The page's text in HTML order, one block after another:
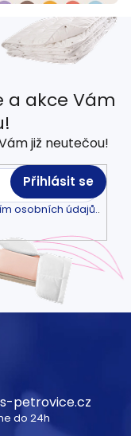
a akce Vám
již neutečou!
osobních údajů..
Přihlásit se
petrovice.cz
do 24h